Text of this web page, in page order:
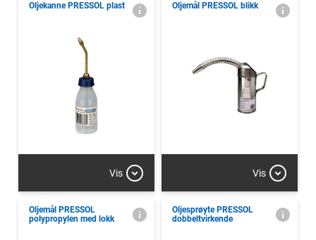
Oljekanne PRESSOL plast
Vis
Oljemål PRESSOL blikk
Vis
Oljemål PRESSOL
polypropylen med lokk
Oljesprøyte PRESSOL
dobbeltvirkende